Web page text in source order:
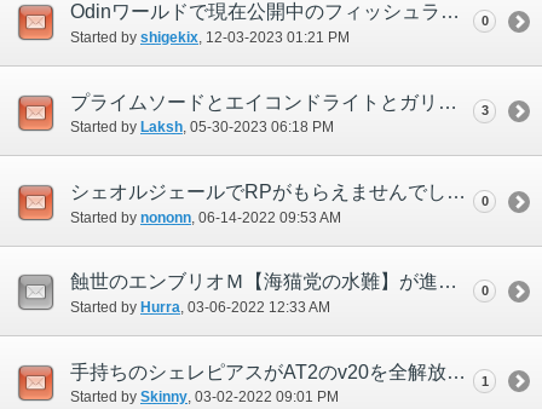
Odinワールドで現在公開中のフィッシュランキングについて
Started by shigekix ‎, 12-03-2023 01:21 PM
0
プライムソードとエイコンドライトとガリモ
Started by Laksh‎, 05-30-2023 06:18 PM
3
シェオルジェールでRPがもらえませんでした。
Started by nononn ‎, 06-14-2022 09:53 AM
0
蝕世のエンブリオＭ【海猫党の水難】が進行しない
Started by Hurra‎, 03-06-2022 12:33 AM
0
手持ちのシェレピアスがAT2のv20を全解放したのにv25にならない
Started by Skinny‎, 03-02-2022 09:01 PM
1